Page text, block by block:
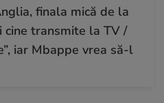
finala mică de la
transmite la TV /
iar Mbappe vrea să-l